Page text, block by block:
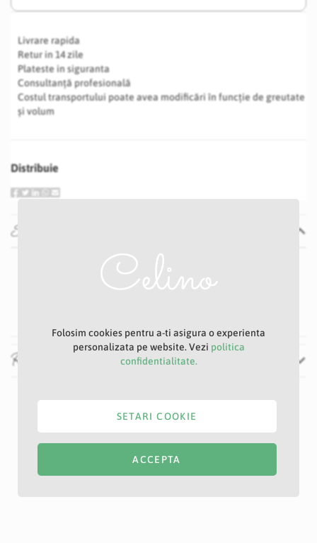
Livrare rapida
Retur in 14 zile
Plateste in siguranta
Consultanță profesională
Costul transportului poate avea modificări în funcție de greutate
și volum
Distribuie
Specificatii
P20S
Recenzii
Folosim cookies pentru a-ti asigura o experienta
personalizata pe website. Vezi politica
confidentialitate.
ACCEPTA
SETARI COOKIE